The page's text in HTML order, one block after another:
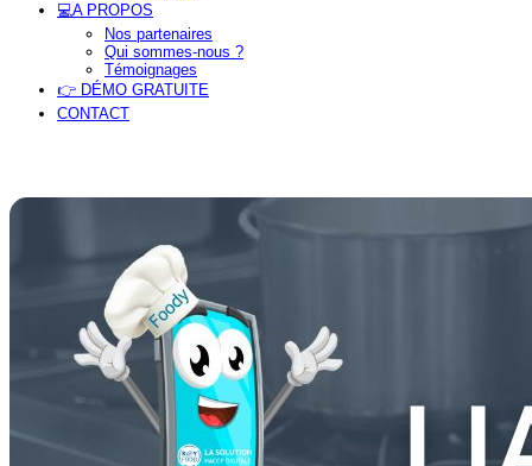
💻A PROPOS
Nos partenaires
Qui sommes-nous ?
Témoignages
👉 DÉMO GRATUITE
CONTACT